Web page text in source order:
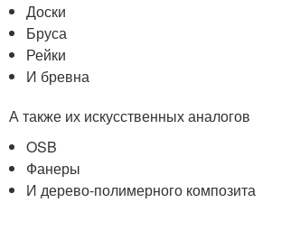
Доски
Бруса
Рейки
И бревна
А также их искусственных аналогов
OSB
Фанеры
И дерево-полимерного композита